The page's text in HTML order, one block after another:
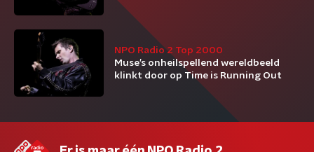
NPO Radio 2 Top 2000
Muse’s onheilspellend wereldbeeld
klinkt door op Time is Running Out